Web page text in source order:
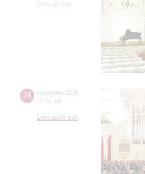
Малый зал
28 сентября 2016
20:00 Ср
Большой зал